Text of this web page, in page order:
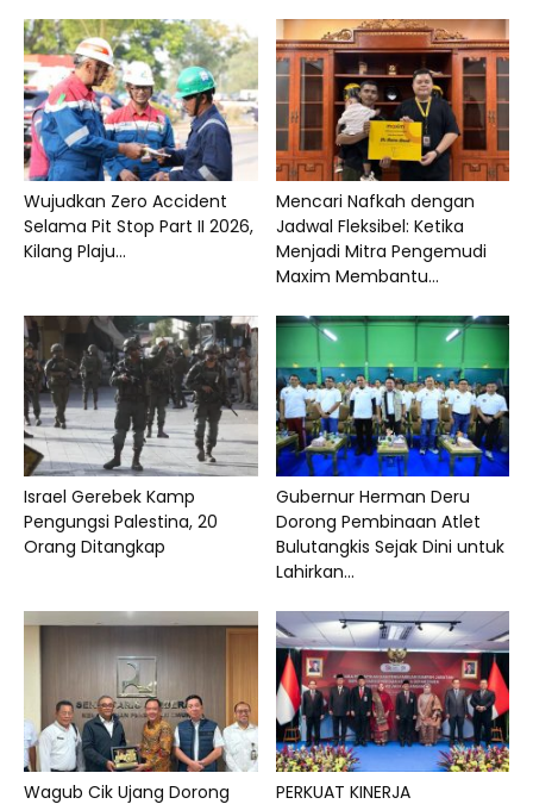
Wujudkan Zero Accident
Selama Pit Stop Part II 2026,
Kilang Plaju...
Mencari Nafkah dengan
Jadwal Fleksibel: Ketika
Menjadi Mitra Pengemudi
Maxim Membantu...
Israel Gerebek Kamp
Pengungsi Palestina, 20
Orang Ditangkap
Gubernur Herman Deru
Dorong Pembinaan Atlet
Bulutangkis Sejak Dini untuk
Lahirkan...
Wagub Cik Ujang Dorong PERKUAT KINERJA